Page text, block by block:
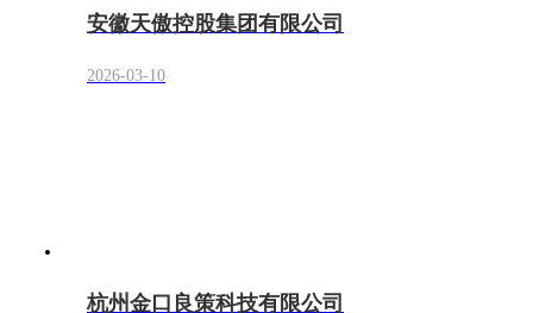
安徽天傲控股集团有限公司
2026-03-10
杭州金口良策科技有限公司